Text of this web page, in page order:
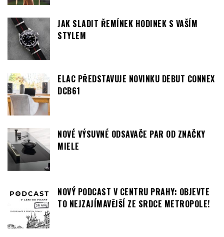
JAK SLADIT ŘEMÍNEK HODINEK S VAŠÍM
STYLEM
ELAC PŘEDSTAVUJE NOVINKU DEBUT CONNEX
DCB61
NOVÉ VÝSUVNÉ ODSAVAČE PAR OD ZNAČKY
MIELE
NOVÝ PODCAST V CENTRU PRAHY: OBJEVTE
TO NEJZAJÍMAVĚJŠÍ ZE SRDCE METROPOLE!